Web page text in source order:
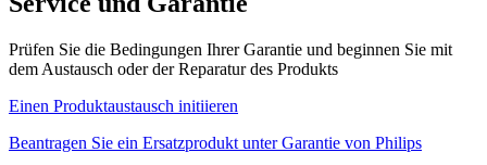
Prüfen Sie die Bedingungen Ihrer Garantie und beginnen Sie mit
dem Austausch oder der Reparatur des Produkts
Einen Produktaustausch initiieren
Beantragen Sie ein Ersatzprodukt unter Garantie von Philips